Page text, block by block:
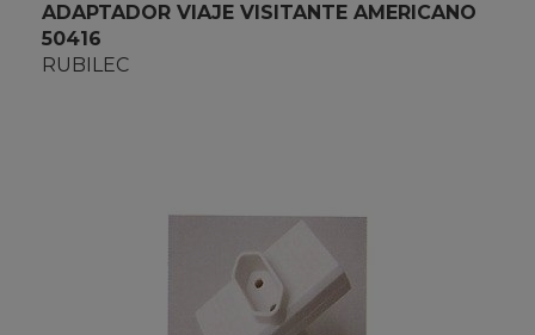
ADAPTADOR VIAJE VISITANTE AMERICANO
50416
RUBILEC